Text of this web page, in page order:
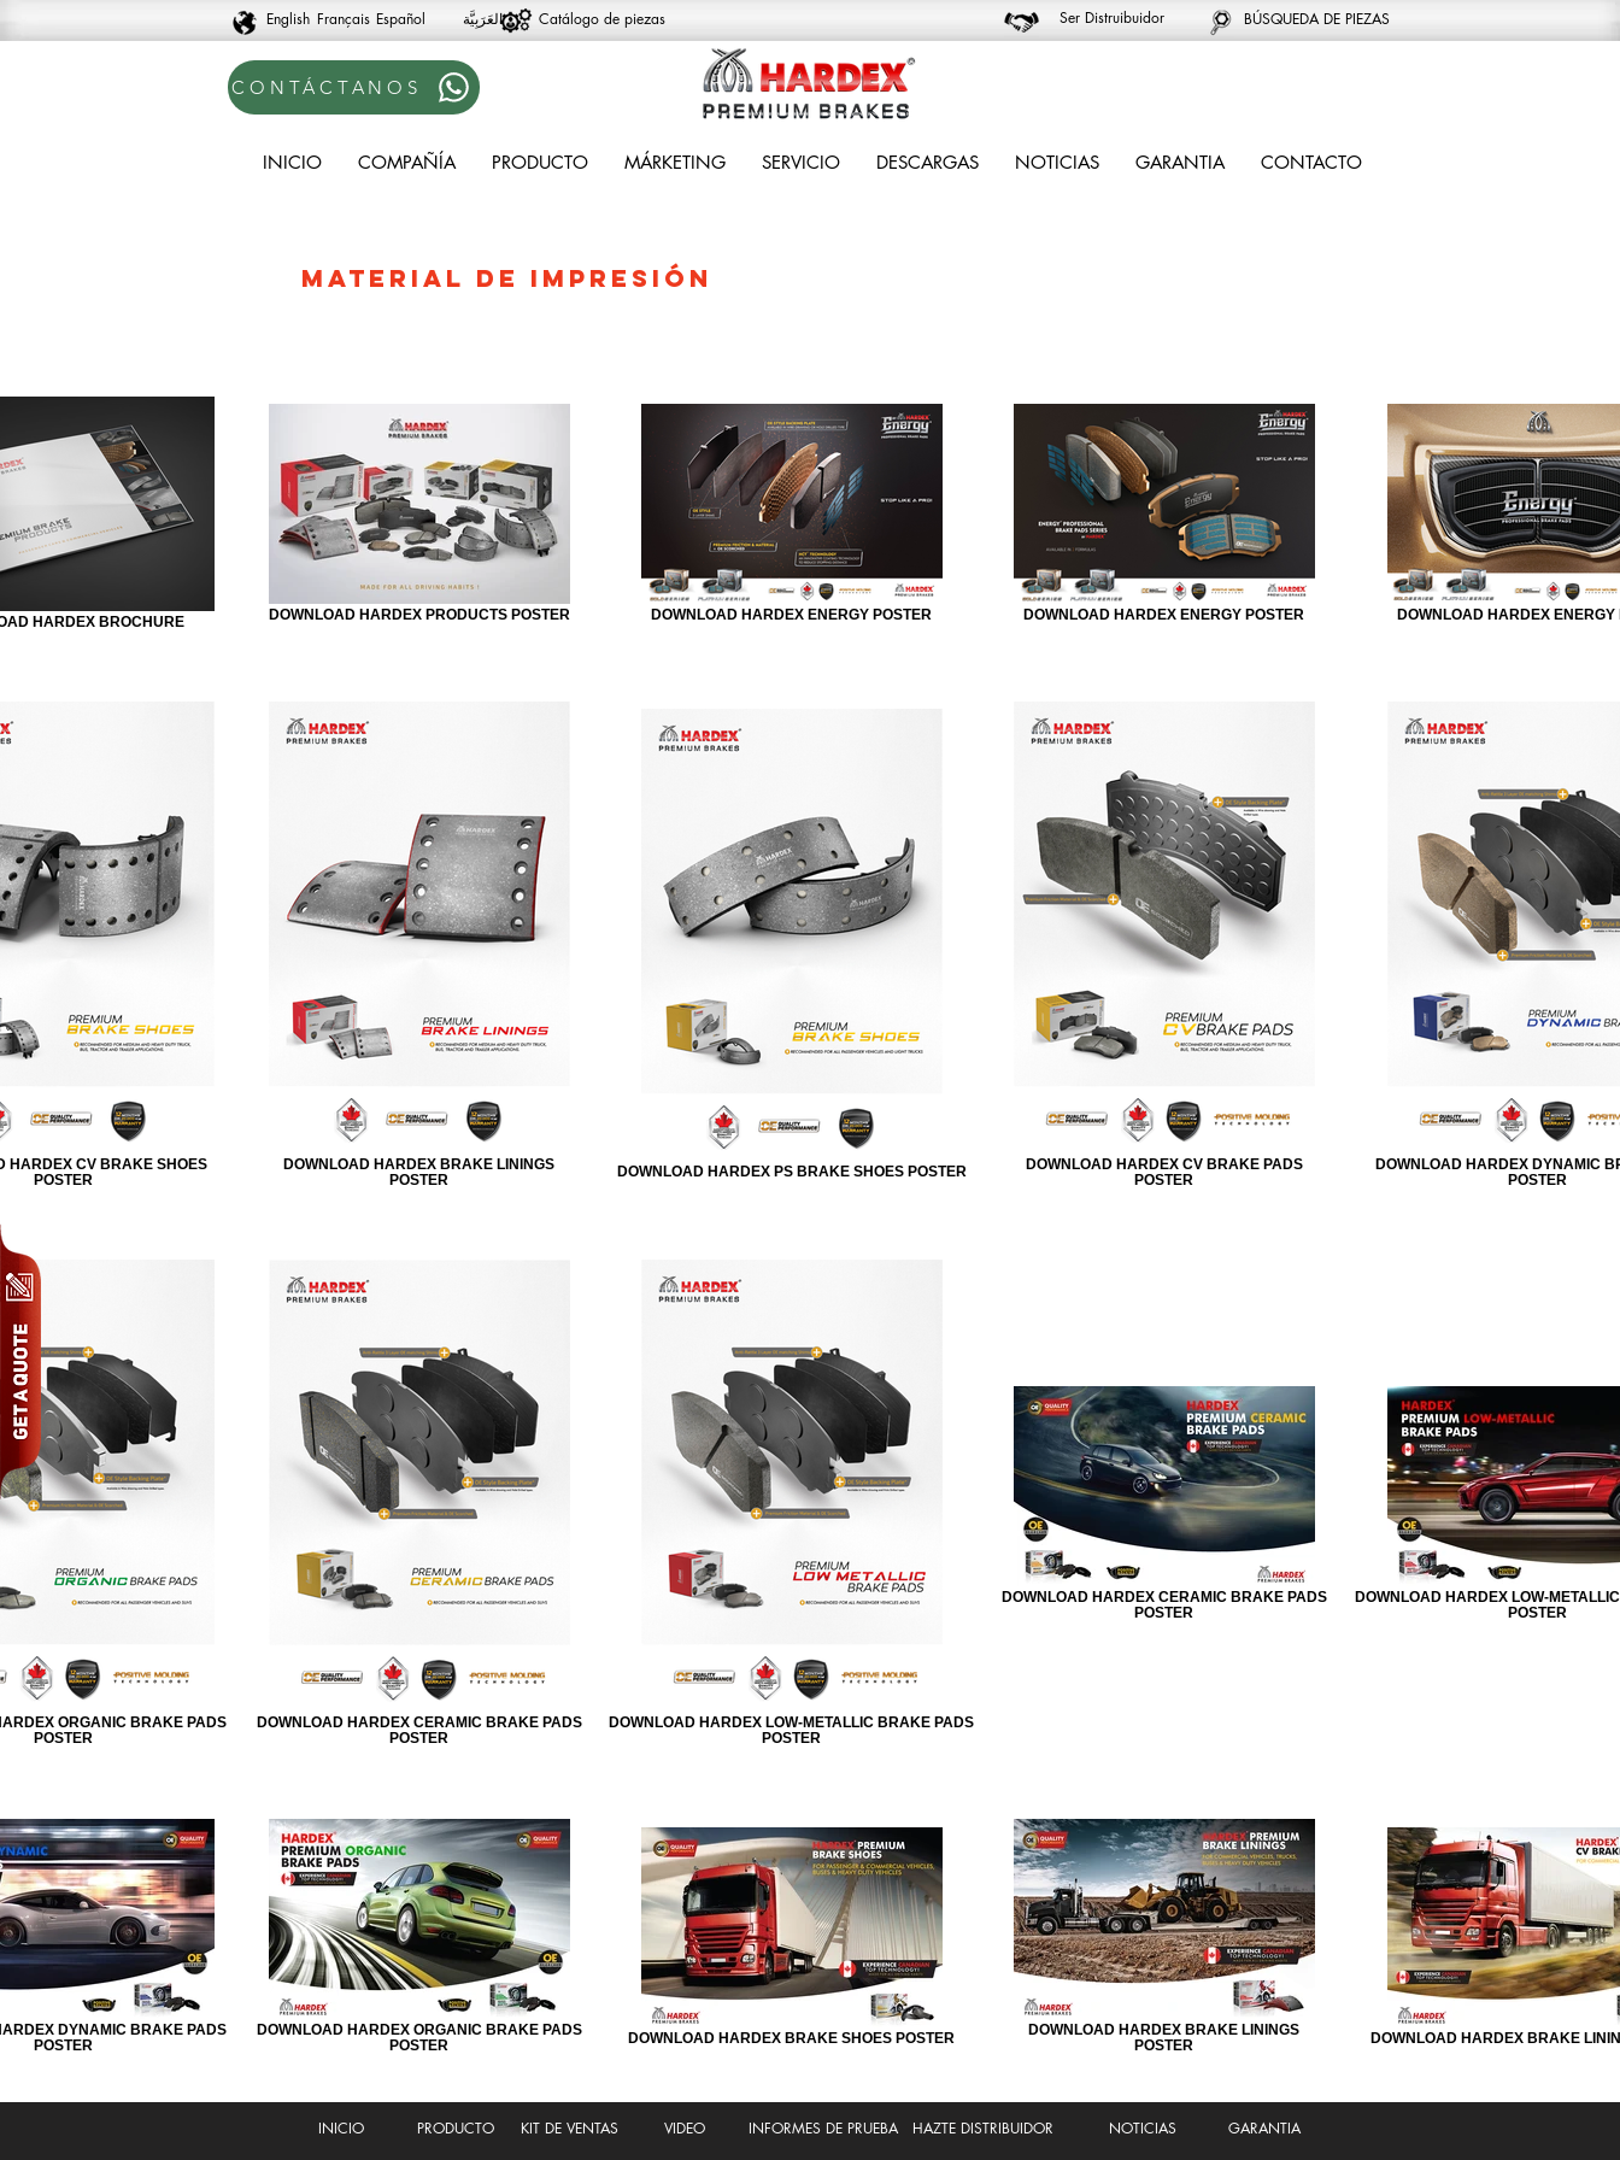
English Français Español العَرَبِيَّة‎‎ Catálogo de piezas Ser Distruibuidor BÚSQUEDA DE PIEZAS
CONTÁCTANOS
MATERIAL DE IMPRESIÓN
HARDEX BROCHURE DOWNLOAD HARDEX PRODUCTS POSTER DOWNLOAD HARDEX ENERGY POSTER DOWNLOAD HARDEX ENERGY POSTER DOWNLOAD HARDEX ENERGY
HARDEX CV BRAKE SHOES
POSTER
DOWNLOAD HARDEX BRAKE LININGS
POSTER
DOWNLOAD HARDEX PS BRAKE SHOES POSTER
DOWNLOAD HARDEX CV BRAKE PADS
POSTER
DOWNLOAD HARDEX DYNAMIC
POSTER
ORGANIC BRAKE PADS
POSTER
DOWNLOAD HARDEX CERAMIC BRAKE PADS
POSTER
DOWNLOAD HARDEX LOW-METALLIC BRAKE PADS
POSTER
DOWNLOAD HARDEX CERAMIC BRAKE PADS
POSTER
DOWNLOAD HARDEX LOW-
POSTER
DYNAMIC BRAKE PADS
POSTER
DOWNLOAD HARDEX ORGANIC BRAKE PADS
POSTER
DOWNLOAD HARDEX BRAKE SHOES POSTER
DOWNLOAD HARDEX BRAKE LININGS
POSTER
DOWNLOAD HARDEX BRAKE
INICIO COMPAÑÍA PRODUCTO MÁRKETING SERVICIO DESCARGAS NOTICIAS GARANTIA CONTACTO
INICIO PRODUCTO KIT DE VENTAS VIDEO INFORMES DE PRUEBA HAZTE DISTRIBUIDOR NOTICIAS GARANTIA